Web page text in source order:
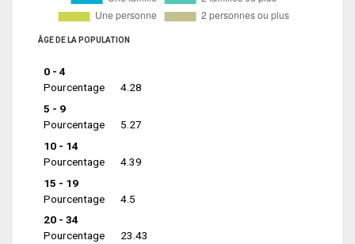
ÂGE DE LA POPULATION
0 - 4
Pourcentage
4.28
5 - 9
Pourcentage
5.27
10 - 14
Pourcentage
4.39
15 - 19
Pourcentage
4.5
20 - 34
Pourcentage
23.43